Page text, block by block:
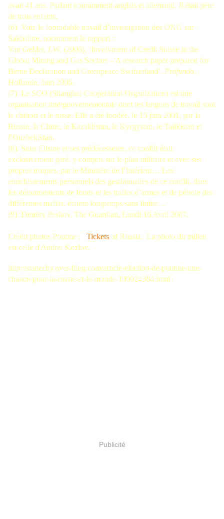
avait 41 ans. Parlant couramment anglais et allemand. Il était père
de trois enfants.
(6) Voir, le formidable travail d’investigation des ONG sur
Sakhaline, notamment le rapport :
Van Gelder, J.W. (2006), ‘Involvment of Credit Suisse in the
Global Mining and Gas Sectors – A research paper prepared for
Berne Declaration and Greenpeace Switzerland’, Profundo,
Hollande, Juin 2006.
(7) Le SCO (Shanghai Cooperation Organization) est une
organisation intergouvernementale dont les langues de travail sont
le chinois et le russe. Elle a été fondée, le 15 juin 2001, par la
Russie, la Chine, le Kazakhstan, le Kyrgystan, le Tajikistan et
l’Ouzbekistan.
(8) Sous Eltsine et ses prédécesseurs, ce conflit était
exclusivement géré, y compris sur le plan militaire et avec ses
propres troupes, par le Ministère de l’Intérieur… Les
enrichissements personnels des gestionnaires de ce conflit, dans
les détournements de fonds et les trafics d’armes et de pétrole des
différentes mafias, étaient longtemps sans limite…
(9) Dimitry Peskov, The Guardian, Lundi 16 Avril 2007.
Crédit photos Poutine : Tickets of Russia. La photo du milieu
est celle d'Andrei Kozlov.
http://stanechy.over-blog.com/article-election-de-poutine-une-
chance-pour-la-russie-et-le-monde-100924384.html
Publicité